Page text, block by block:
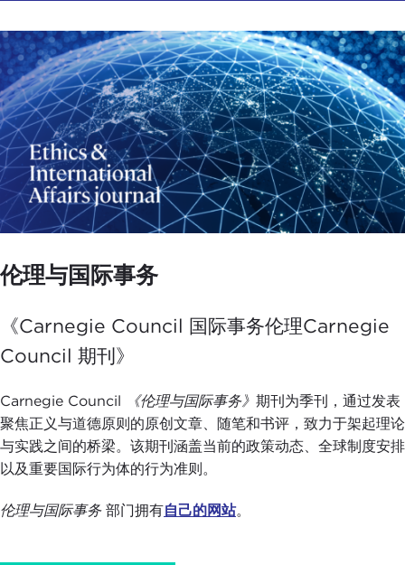
伦理与国际事务
《Carnegie Council 国际事务伦理Carnegie
Council 期刊》
Carnegie Council 《伦理与国际事务》 期刊为季刊，通过发表
聚焦正义与道德原则的原创文章、随笔和书评，致力于架起理论
与实践之间的桥梁。该期刊涵盖当前的政策动态、全球制度安排
以及重要国际行为体的行为准则。
伦理与国际事务 部门拥有自己的网站。